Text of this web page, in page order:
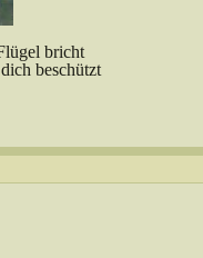
bricht
beschützt